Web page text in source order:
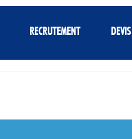
RECRUTEMENT DEVIS